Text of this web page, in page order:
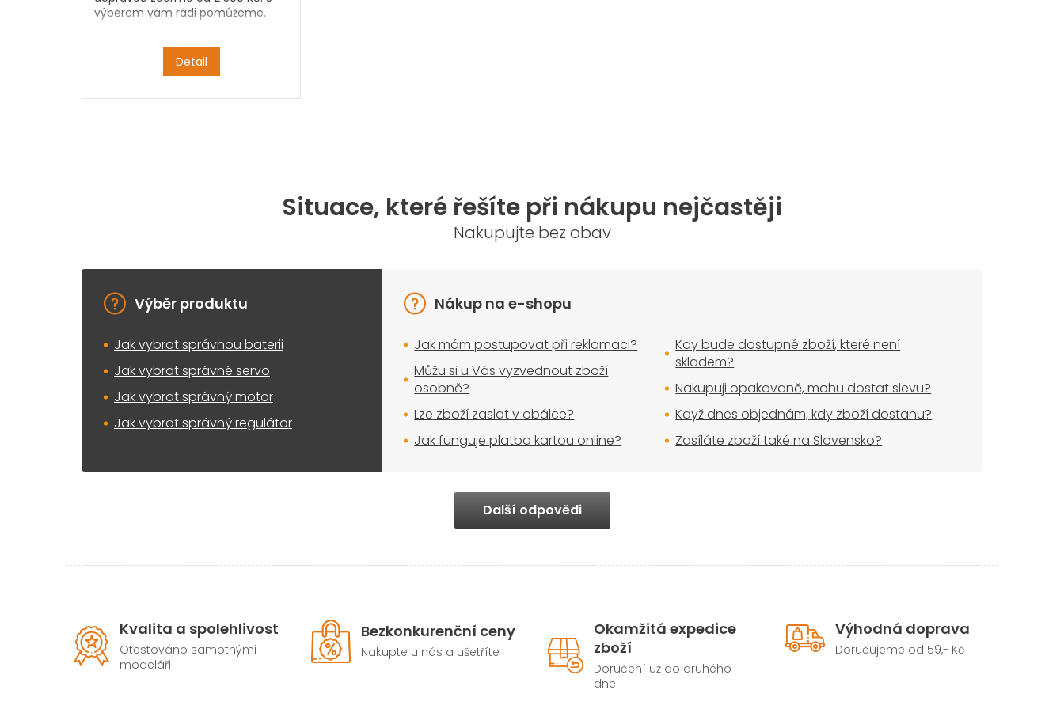
Detail
výběrem vám rádi pomůžeme.
c
í
p
y
v
p
s
Situace, které řešíte při nákupu nejčastěji
Nakupujte bez obav
Výběr produktu
Jak vybrat správnou baterii
Jak vybrat správné servo
Jak vybrat správný motor
Jak vybrat správný regulátor
Nákup na e-shopu
Jak mám postupovat při reklamaci?
Můžu si u Vás vyzvednout zboží
osobně?
Lze zboží zaslat v obálce?
Jak funguje platba kartou online?
Kdy bude dostupné zboží, které není
skladem?
Nakupuji opakovaně, mohu dostat slevu?
Když dnes objednám, kdy zboží dostanu?
Zasíláte zboží také na Slovensko?
Další odpovědi
Kvalita a spolehlivost
Otestováno samotnými
modeláři
Bezkonkurenční ceny
Nakupte u nás a ušetříte
Okamžitá expedice
zboží
Doručení už do druhého
dne
Výhodná doprava
Doručujeme od 59,- Kč